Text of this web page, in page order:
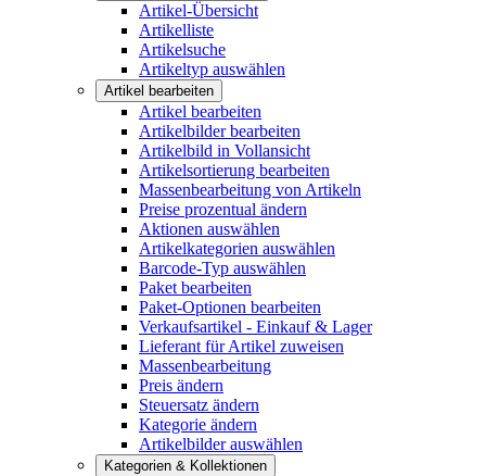
Artikel-Übersicht
Artikelliste
Artikelsuche
Artikeltyp auswählen
Artikel bearbeiten
Artikel bearbeiten
Artikelbilder bearbeiten
Artikelbild in Vollansicht
Artikelsortierung bearbeiten
Massenbearbeitung von Artikeln
Preise prozentual ändern
Aktionen auswählen
Artikelkategorien auswählen
Barcode-Typ auswählen
Paket bearbeiten
Paket-Optionen bearbeiten
Verkaufsartikel - Einkauf & Lager
Lieferant für Artikel zuweisen
Massenbearbeitung
Preis ändern
Steuersatz ändern
Kategorie ändern
Artikelbilder auswählen
Kategorien & Kollektionen